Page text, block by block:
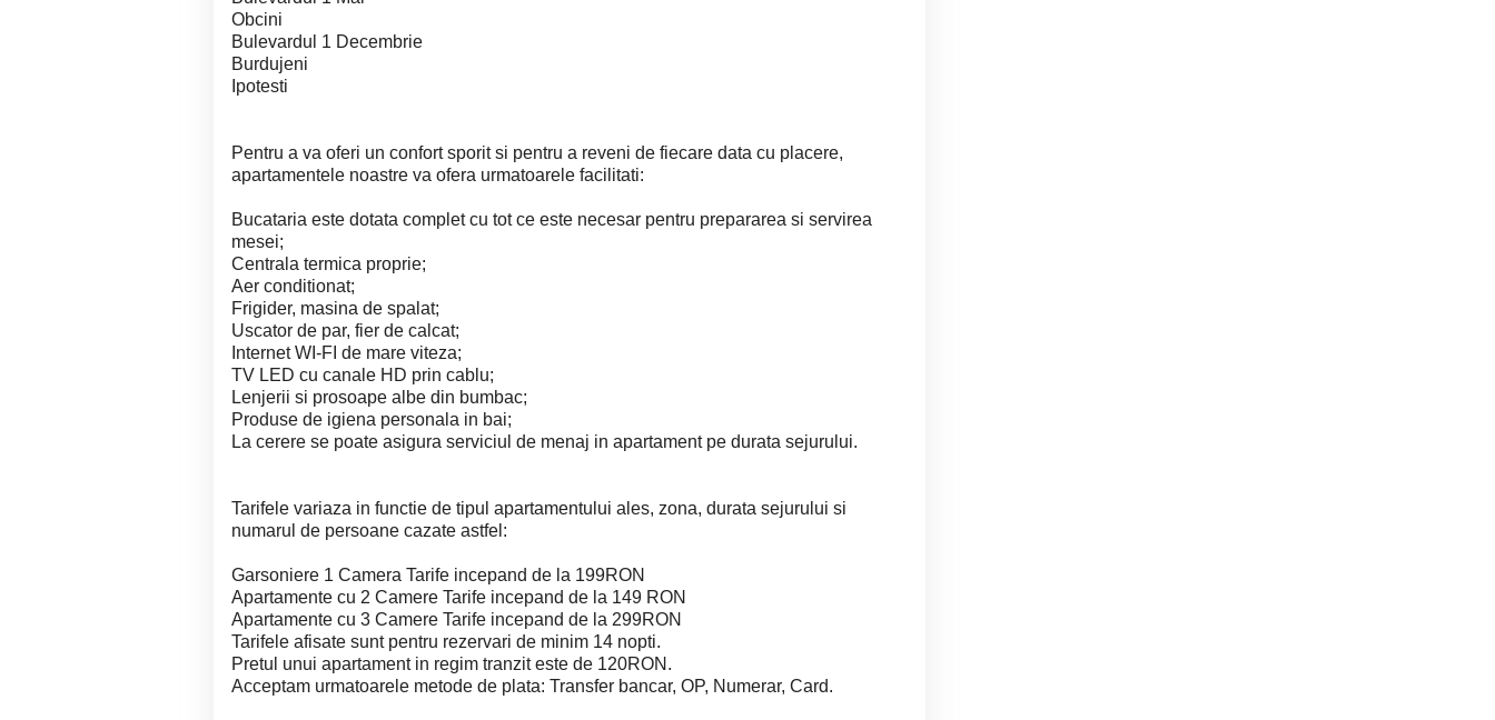
Obcini
Bulevardul 1 Decembrie
Burdujeni
Ipotesti
Pentru a va oferi un confort sporit si pentru a reveni de fiecare data cu placere,
apartamentele noastre va ofera urmatoarele facilitati:
Bucataria este dotata complet cu tot ce este necesar pentru prepararea si servirea
mesei;
Centrala termica proprie;
Aer conditionat;
Frigider, masina de spalat;
Uscator de par, fier de calcat;
Internet WI-FI de mare viteza;
TV LED cu canale HD prin cablu;
Lenjerii si prosoape albe din bumbac;
Produse de igiena personala in bai;
La cerere se poate asigura serviciul de menaj in apartament pe durata sejurului.
Tarifele variaza in functie de tipul apartamentului ales, zona, durata sejurului si
numarul de persoane cazate astfel:
Garsoniere 1 Camera Tarife incepand de la 199RON
Apartamente cu 2 Camere Tarife incepand de la 149 RON
Apartamente cu 3 Camere Tarife incepand de la 299RON
Tarifele afisate sunt pentru rezervari de minim 14 nopti.
Pretul unui apartament in regim tranzit este de 120RON.
Acceptam urmatoarele metode de plata: Transfer bancar, OP, Numerar, Card.